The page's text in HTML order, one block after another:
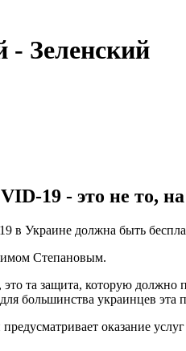
- Зеленский
19 - это не то,
в Украине должна быть
Степановым.
та защита, которую должно
большинства украинцев
оказание